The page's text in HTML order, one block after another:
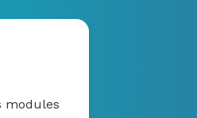
modules